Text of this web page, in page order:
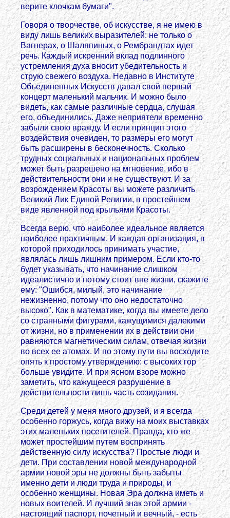
верите клочкам бумаги".
Говоря о творчестве, об искусстве, я не имею в
виду лишь великих выразителей: не только о
Вагнерах, о Шаляпиных, о Рембрандтах идет
речь. Каждый искренний вклад подлинного
устремления духа вносит убедительность и
струю свежего воздуха. Недавно в Институте
Объединенных Искусств давал свой первый
концерт маленький мальчик. И можно было
видеть, как самые различные сердца, слушая
его, объединились. Даже неприятели временно
забыли свою вражду. И если принцип этого
воздействия очевиден, то размеры его могут
быть расширены в бесконечность. Сколько
трудных социальных и национальных проблем
может быть разрешено на мгновение, ибо в
действительности они и не существуют. И за
возрождением Красоты вы можете различить
Великий Лик Единой Религии, в простейшем
виде явленной под крыльями Красоты.
Всегда верю, что наиболее идеальное является
наиболее практичным. И каждая организация, в
которой приходилось принимать участие,
являлась лишь лишним примером. Если кто-то
будет указывать, что начинание слишком
идеалистично и потому стоит вне жизни, скажите
ему: "Ошибся, милый, это начинание
нежизненно, потому что оно недостаточно
высоко". Как в математике, когда вы имеете дело
со странными фигурами, кажущимися далекими
от жизни, но в применении их в действии они
равняются магнетическим силам, отвечая жизни
во всех ее атомах. И по этому пути вы восходите
опять к простому утверждению: с высоких гор
больше увидите. И при ясном взоре можно
заметить, что кажущееся разрушение в
действительности лишь часть созидания.
Среди детей у меня много друзей, и я всегда
особенно горжусь, когда вижу на моих выставках
этих маленьких посетителей. Правда, кто же
может простейшим путем воспринять
действенную силу искусства? Простые люди и
дети. При составлении новой международной
армии новой эры не должны быть забыты
именно дети и люди труда и природы, и
особенно женщины. Новая Эра должна иметь и
новых воителей. И лучший знак этой армии -
настоящий паспорт, почетный и вечный, - есть